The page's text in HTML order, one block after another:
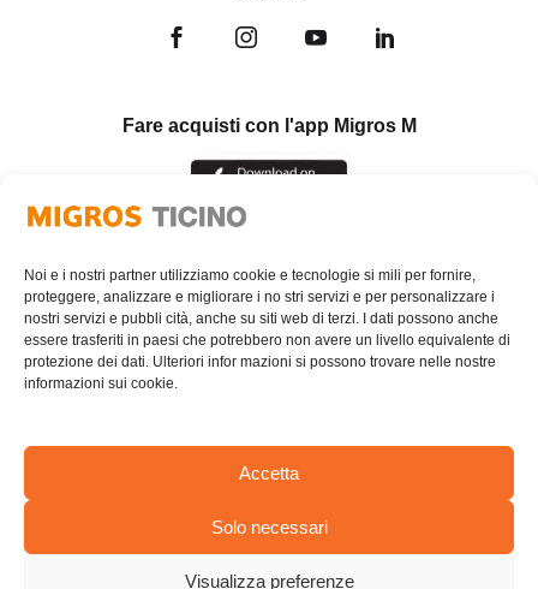
Noi e i nostri partner utilizziamo cookie e tecnologie si mili per fornire,
proteggere, analizzare e migliorare i no stri servizi e per personalizzare i
nostri servizi e pubbli cità, anche su siti web di terzi. I dati possono anche
essere trasferiti in paesi che potrebbero non avere un livello equivalente di
protezione dei dati. Ulteriori infor mazioni si possono trovare nelle nostre
informazioni sui cookie.
Accetta
Solo necessari
Visualizza preferenze
Fare acquisti con l'app Migros M
AREA RISERVATA